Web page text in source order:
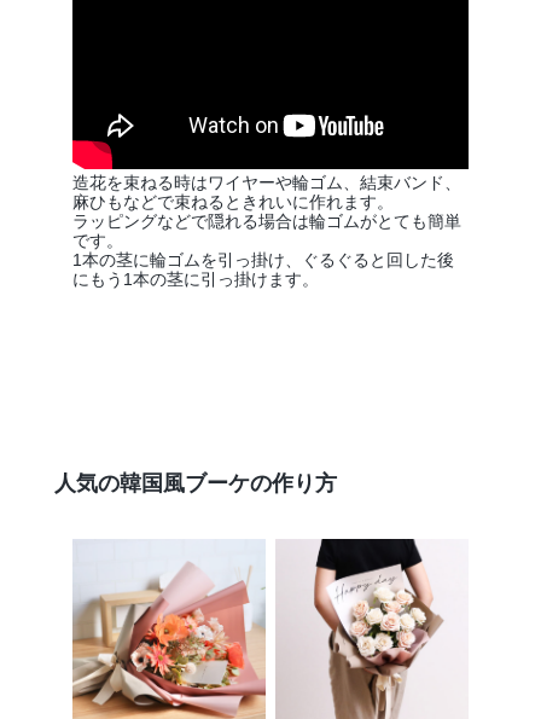
造花を束ねる時はワイヤーや輪ゴム、結束バンド、
麻ひもなどで束ねるときれいに作れます。
ラッピングなどで隠れる場合は輪ゴムがとても簡単
です。
1本の茎に輪ゴムを引っ掛け、ぐるぐると回した後
にもう1本の茎に引っ掛けます。
人気の韓国風ブーケの作り方